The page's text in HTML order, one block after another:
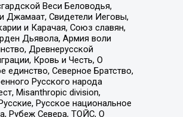
Веси Беловодья,
Джамаат, Свидетели Иеговы,
и Карачая, Союз славян,
Дьявола, Армия воли
Древнерусской
Кровь и Честь, О
единство, Северное Братство,
Русского народа
Misanthropic division,
Русское национальное
Рубеж Севера, ТОЙС, О